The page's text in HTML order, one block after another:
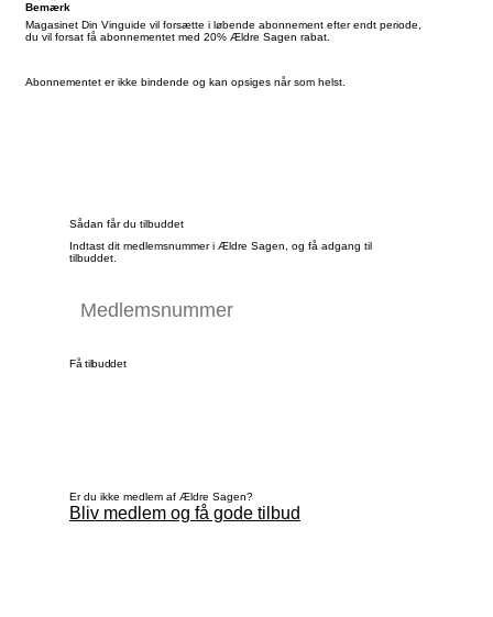
Bemærk
Magasinet Din Vinguide vil forsætte i løbende abonnement efter endt periode,
du vil forsat få abonnementet med 20% Ældre Sagen rabat.
Abonnementet er ikke bindende og kan opsiges når som helst.
Sådan får du tilbuddet
Indtast dit medlemsnummer i Ældre Sagen, og få adgang til
tilbuddet.
Få tilbuddet
Er du ikke medlem af Ældre Sagen?
Bliv medlem og få gode tilbud